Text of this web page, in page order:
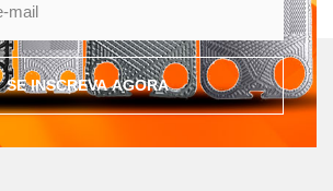
SE INSCREVA AGORA